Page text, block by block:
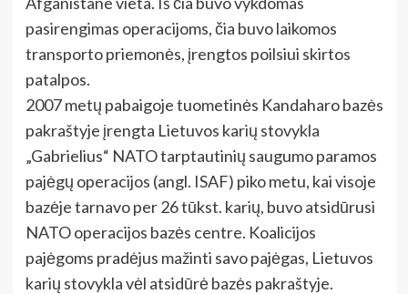
pasirengimas operacijoms, čia buvo laikomos
transporto priemonės, įrengtos poilsiui skirtos
patalpos.
2007 metų pabaigoje tuometinės Kandaharo bazės
pakraštyje įrengta Lietuvos karių stovykla
„Gabrielius“ NATO tarptautinių saugumo paramos
pajėgų operacijos (angl. ISAF) piko metu, kai visoje
bazėje tarnavo per 26 tūkst. karių, buvo atsidūrusi
NATO operacijos bazės centre. Koalicijos
pajėgoms pradėjus mažinti savo pajėgas, Lietuvos
karių stovykla vėl atsidūrė bazės pakraštyje.